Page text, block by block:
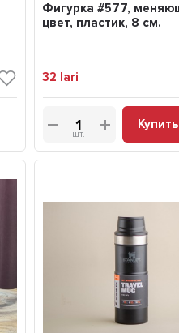
Фигурка #577,
цвет, пластик, 8 см.
32 lari
шт.
Купить